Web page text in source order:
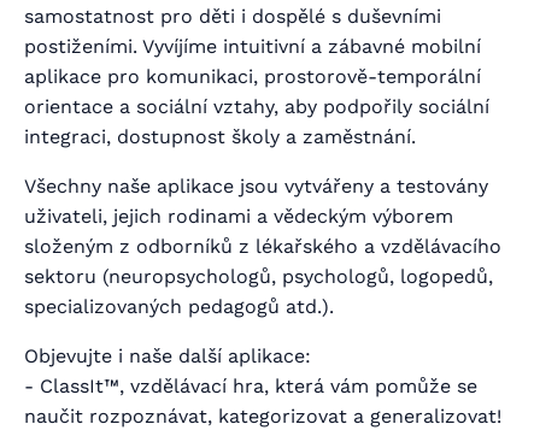
samostatnost pro děti i dospělé s duševními
postiženími. Vyvíjíme intuitivní a zábavné mobilní
aplikace pro komunikaci, prostorově-temporální
orientace a sociální vztahy, aby podpořily sociální
integraci, dostupnost školy a zaměstnání.
Všechny naše aplikace jsou vytvářeny a testovány
uživateli, jejich rodinami a vědeckým výborem
složeným z odborníků z lékařského a vzdělávacího
sektoru (neuropsychologů, psychologů, logopedů,
specializovaných pedagogů atd.).
Objevujte i naše další aplikace:
- ClassIt™, vzdělávací hra, která vám pomůže se
naučit rozpoznávat, kategorizovat a generalizovat!